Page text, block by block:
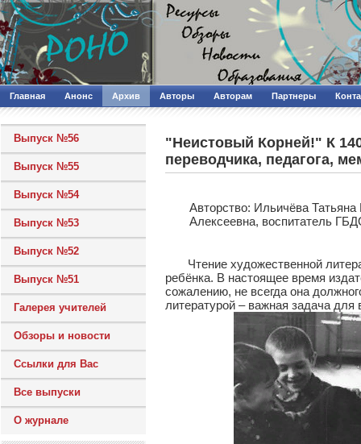
Главная Анонс Архив Авторы Авторам Партнеры
Выпуск №56
Выпуск №55
Выпуск №54
Выпуск №53
Выпуск №52
Выпуск №51
Галерея учителей
Обзоры и новости
Ссылки для Вас
Все выпуски
О журнале
"Неистовый Корней!" К
переводчика, педагога,
Авторcтво: Ильичёва
Алексеевна, воспитатель
Чтение художественной
ребёнка. В настоящее время
сожалению, не всегда она
литературой – важная задача для